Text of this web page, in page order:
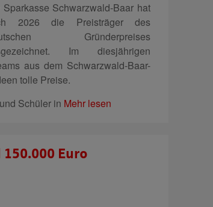
Sparkasse Schwarzwald-Baar hat
2026 die Preisträger des
Gründerpreises
Im diesjährigen
aus dem Schwarzwald-Baar-
tolle Preise.
Schüler in Mehr lesen
Euro